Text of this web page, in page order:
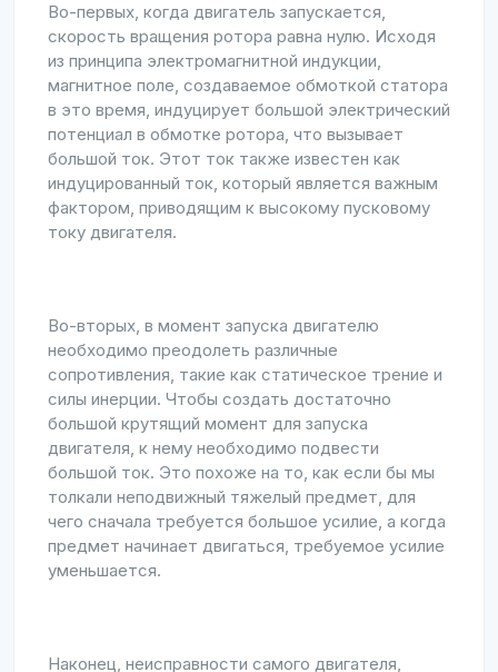
Во-первых, когда двигатель запускается,
скорость вращения ротора равна нулю. Исходя
из принципа электромагнитной индукции,
магнитное поле, создаваемое обмоткой статора
в это время, индуцирует большой электрический
потенциал в обмотке ротора, что вызывает
большой ток. Этот ток также известен как
индуцированный ток, который является важным
фактором, приводящим к высокому пусковому
току двигателя.
Во-вторых, в момент запуска двигателю
необходимо преодолеть различные
сопротивления, такие как статическое трение и
силы инерции. Чтобы создать достаточно
большой крутящий момент для запуска
двигателя, к нему необходимо подвести
большой ток. Это похоже на то, как если бы мы
толкали неподвижный тяжелый предмет, для
чего сначала требуется большое усилие, а когда
предмет начинает двигаться, требуемое усилие
уменьшается.
Наконец, неисправности самого двигателя,